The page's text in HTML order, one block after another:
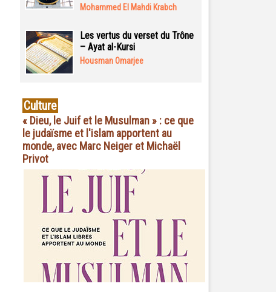
Mohammed El Mahdi Krabch
Les vertus du verset du Trône
– Ayat al-Kursi
Housman Omarjee
Culture
« Dieu, le Juif et le Musulman » : ce que
le judaïsme et l'islam apportent au
monde, avec Marc Neiger et Michaël
Privot